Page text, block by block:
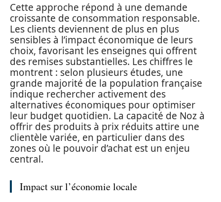
Cette approche répond à une demande
croissante de consommation responsable.
Les clients deviennent de plus en plus
sensibles à l’impact économique de leurs
choix, favorisant les enseignes qui offrent
des remises substantielles. Les chiffres le
montrent : selon plusieurs études, une
grande majorité de la population française
indique rechercher activement des
alternatives économiques pour optimiser
leur budget quotidien. La capacité de Noz à
offrir des produits à prix réduits attire une
clientèle variée, en particulier dans des
zones où le pouvoir d’achat est un enjeu
central.
Impact sur l’économie locale